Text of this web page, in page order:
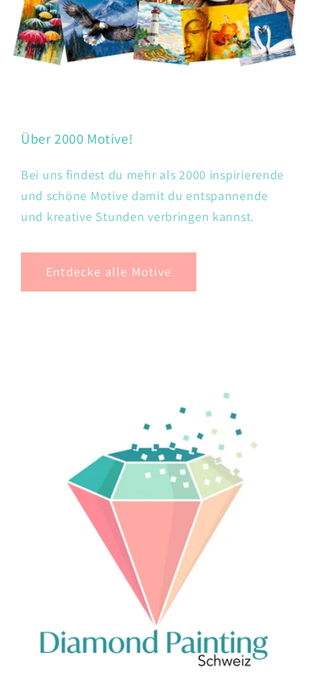
Über 2000 Motive!
Bei uns findest du mehr als 2000 inspirierende
und schöne Motive damit du entspannende
und kreative Stunden verbringen kannst.
Entdecke alle Motive